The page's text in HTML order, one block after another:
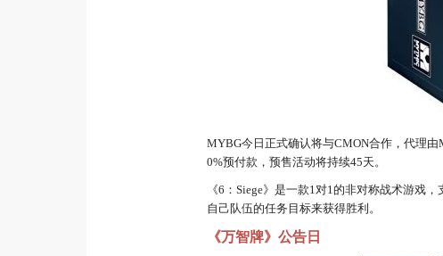
MYBG今日正式确认将与CMON合作，代理
0%预付款，预售活动将持续45天。
《6：Siege》是一款1对1的非对称战术游戏
自己队伍的任务目标来获得胜利。
《万智牌》公告日